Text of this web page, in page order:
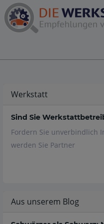
Werkstatt
Sind Sie
Fordern Sie unverbindlich
werden Sie Partner
Aus unserem Blog